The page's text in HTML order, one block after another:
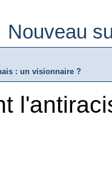
Nouveau
: un visionnaire ?